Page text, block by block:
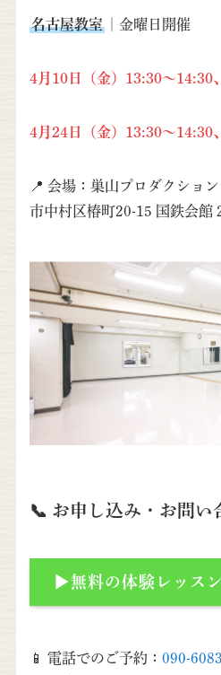
名古屋教室｜金曜日開催
4月10日（金）13:30～14:30
4月24日（金） 13:30～14:30
📍 会場：巣山プロダクショ
市中村区椿町20-15 国鉄会館
📞 お申し込み・お問い
▶無料の体験レッス
📱 電話でのご予約： 090-